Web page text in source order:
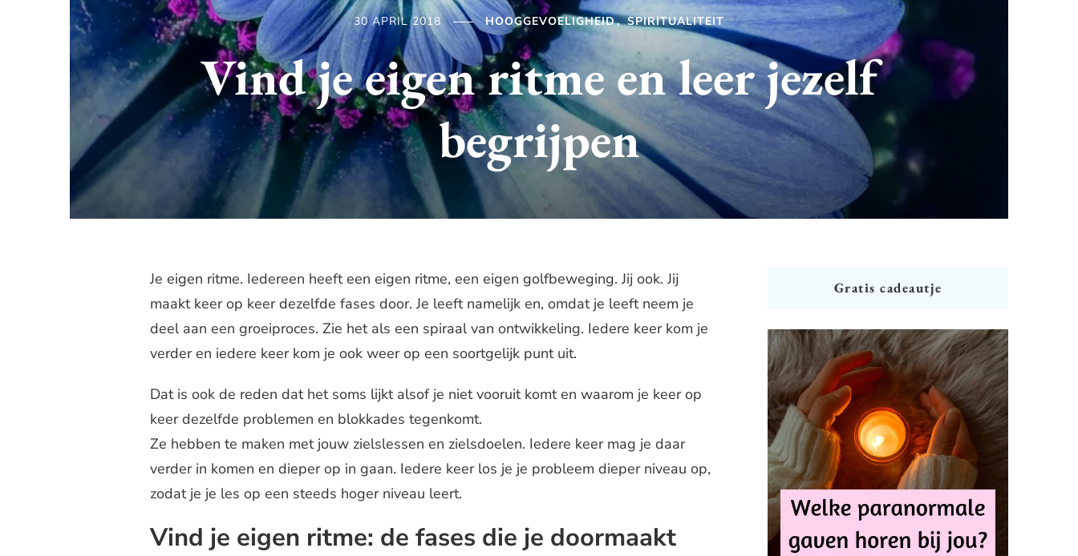
30 APRIL 2018 HOOGGEVOELIGHEID SPIRITUALITEIT
Vind je eigen ritme en leer jezelf
begrijpen
Je eigen ritme. Iedereen heeft een eigen ritme, een eigen golfbeweging. Jij ook. Jij
maakt keer op keer dezelfde fases door. Je leeft namelijk en, omdat je leeft neem je
deel aan een groeiproces. Zie het als een spiraal van ontwikkeling. Iedere keer kom je
verder en iedere keer kom je ook weer op een soortgelijk punt uit.
Dat is ook de reden dat het soms lijkt alsof je niet vooruit komt en waarom je keer op
keer dezelfde problemen en blokkades tegenkomt.
Ze hebben te maken met jouw zielslessen en zielsdoelen. Iedere keer mag je daar
verder in komen en dieper op in gaan. Iedere keer los je je probleem dieper niveau op,
zodat je je les op een steeds hoger niveau leert.
Vind je eigen ritme: de fases die je doormaakt
Gratis cadeautje